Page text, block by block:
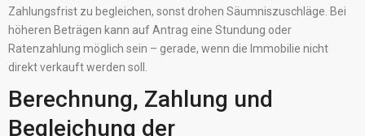
Zahlungsfrist zu begleichen, sonst drohen Säumniszuschläge. Bei
höheren Beträgen kann auf Antrag eine Stundung oder
Ratenzahlung möglich sein – gerade, wenn die Immobilie nicht
direkt verkauft werden soll.
Berechnung, Zahlung und
Begleichung der